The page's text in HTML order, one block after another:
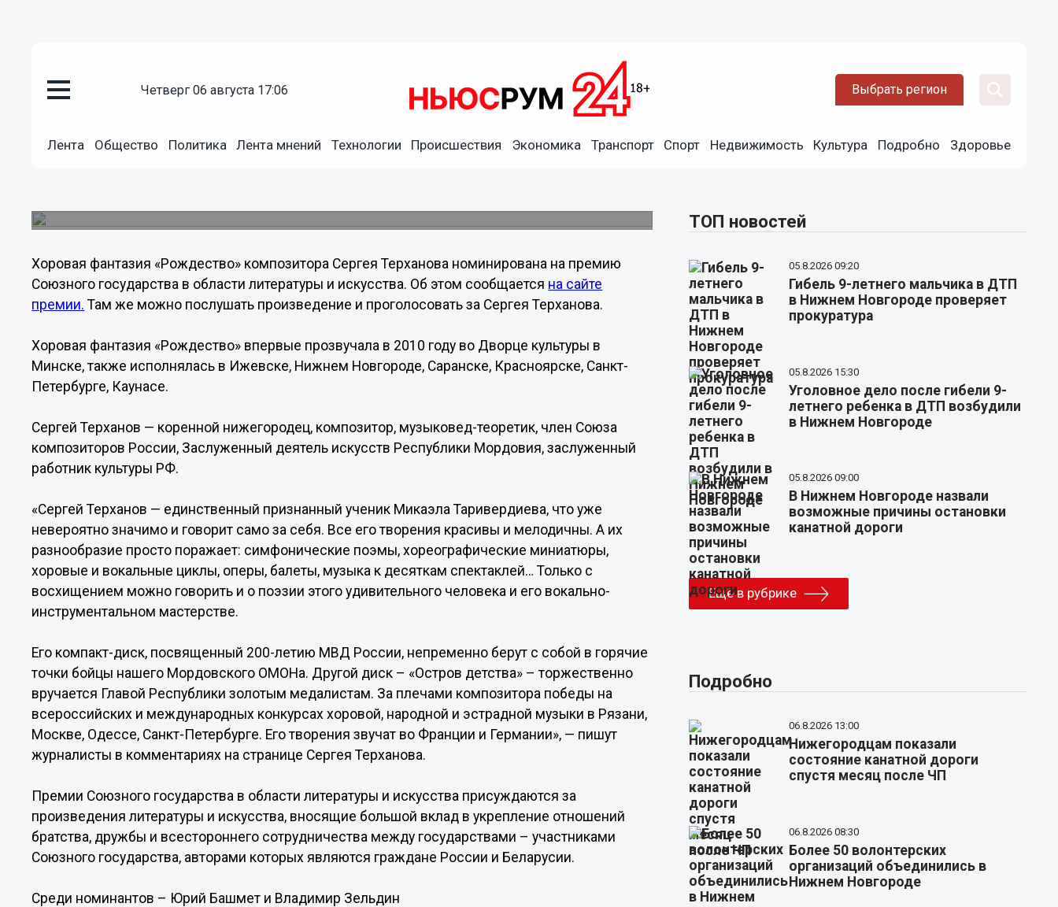
четверг 06 августа 17:06 Выбрать регион
Лента Общество Политика Лента мнений Технологии Происшествия Экономика Транспорт Спорт Недвижимость Культура Подробно Здоровье
номинирован на премию Союзного государства в области
Хоровая фантазия «Рождество» композитора Сергея Терханова номинирована на премию
Союзного государства в области литературы и искусства. Об этом сообщается на сайте
премии. Там же можно послушать произведение и проголосовать за Сергея Терханова.
Хоровая фантазия «Рождество» впервые прозвучала в 2010 году во Дворце культуры в
Минске, также исполнялась в Ижевске, Нижнем Новгороде, Саранске, Красноярске, Санкт-
Петербурге, Каунасе.
Сергей Терханов — коренной нижегородец, композитор, музыковед-теоретик, член Союза
композиторов России, Заслуженный деятель искусств Республики Мордовия, заслуженный
работник культуры РФ.
«Сергей Терханов — единственный признанный ученик Микаэла Таривердиева, что уже
невероятно значимо и говорит само за себя. Все его творения красивы и мелодичны. А их
разнообразие просто поражает: симфонические поэмы, хореографические миниатюры,
хоровые и вокальные циклы, оперы, балеты, музыка к десяткам спектаклей… Только с
восхищением можно говорить и о поэзии этого удивительного человека и его вокально-
инструментальном мастерстве.
Его компакт-диск, посвященный 200-летию МВД России, непременно берут с собой в горячие
точки бойцы нашего Мордовского ОМОНа. Другой диск – «Остров детства» – торжественно
вручается Главой Республики золотым медалистам. За плечами композитора победы на
всероссийских и международных конкурсах хоровой, народной и эстрадной музыки в Рязани,
Москве, Одессе, Санкт-Петербурге. Его творения звучат во Франции и Германии», — пишут
журналисты в комментариях на странице Сергея Терханова.
Премии Союзного государства в области литературы и искусства присуждаются за
произведения литературы и искусства, вносящие большой вклад в укрепление отношений
братства, дружбы и всестороннего сотрудничества между государствами – участниками
Союзного государства, авторами которых являются граждане России и Беларусии.
Среди номинантов – Юрий Башмет и Владимир Зельдин
ТОП новостей
05.8.2026 09:20
Гибель 9-летнего мальчика в ДТП
в Нижнем Новгороде проверяет
прокуратура
05.8.2026 15:30
Уголовное дело после гибели 9-
летнего ребенка в ДТП возбудили
в Нижнем Новгороде
05.8.2026 09:00
В Нижнем Новгороде назвали
возможные причины остановки
канатной дороги
Еще в рубрике
Подробно
06.8.2026 13:00
Нижегородцам показали
состояние канатной дороги
спустя месяц после ЧП
06.8.2026 08:30
Более 50 волонтерских
организаций объединились в
Нижнем Новгороде